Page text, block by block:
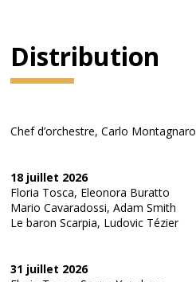
Distribution
Chef d’orchestre, Carlo Montagnaro
18 juillet 2026
Floria Tosca, Eleonora Buratto
Mario Cavaradossi, Adam Smith
Le baron Scarpia, Ludovic Tézier
31 juillet 2026